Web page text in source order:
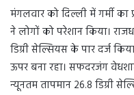
मंगलवार को दिल्ली में गर्मी
ने लोगों को परेशान किया।
डिग्री सेल्सियस के पार दर्ज
ऊपर बना रहा। सफदरजंग
न्यूनतम तापमान 26.8 डिग्री